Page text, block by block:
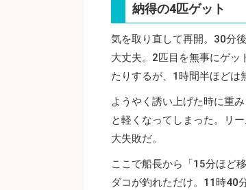
納得の4匹ゲット
気を取り直して再開。30分
大丈夫。2匹目を無事にゲッ
たりするが、1時間半ほどは
ようやく誘い上げた時に重
と軽くなってしまった。リ
大失敗だ。
ここで船長から「15分ほど
ダコが釣れただけ。11時40